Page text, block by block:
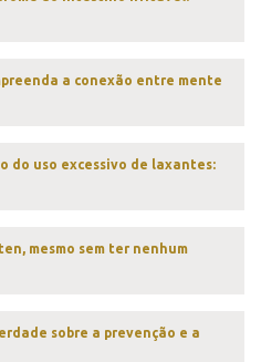
a conexão entre mente
do uso excessivo de laxantes:
mesmo sem ter nenhum
sobre a prevenção e a